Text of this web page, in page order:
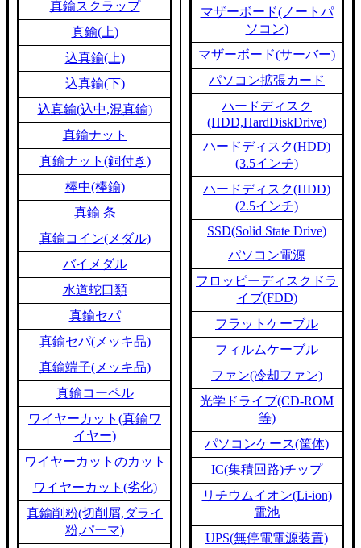
真鍮スクラップ
真鍮(上)
込真鍮(上)
込真鍮(下)
込真鍮(込中,混真鍮)
真鍮ナット
真鍮ナット(銅付き)
棒中(棒鍮)
真鍮 条
真鍮コイン(メダル)
バイメダル
水道蛇口類
真鍮セパ
真鍮セパ(メッキ品)
真鍮端子(メッキ品)
真鍮コーペル
ワイヤーカット(真鍮ワ
イヤー)
ワイヤーカットのカット
ワイヤーカット(劣化)
真鍮削粉(切削屑,ダライ
粉,パーマ)
マザーボード(ノートパ
ソコン)
マザーボード(サーバー)
パソコン拡張カード
ハードディスク
(HDD,HardDiskDrive)
ハードディスク(HDD)
(3.5インチ)
ハードディスク(HDD)
(2.5インチ)
SSD(Solid State Drive)
パソコン電源
フロッピーディスクドラ
イブ(FDD)
フラットケーブル
フィルムケーブル
ファン(冷却ファン)
光学ドライブ(CD-ROM
等)
パソコンケース(筐体)
IC(集積回路)チップ
リチウムイオン(Li-ion)
電池
UPS(無停電電源装置)